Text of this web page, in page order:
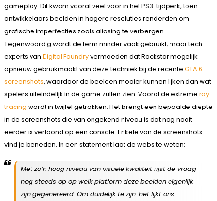
gameplay. Dit kwam vooral veel voor in het PS3-tijdperk, toen
ontwikkelaars beelden in hogere resoluties renderden om
grafische imperfecties zoals aliasing te verbergen.
Tegenwoordig wordt de term minder vaak gebruikt, maar tech-
experts van Digital Foundryvermoeden dat Rockstar mogelijk
opnieuw gebruikmaakt van deze techniek bij de recente GTA 6-
screenshots, waardoor de beelden mooier kunnen lijken dan wat
spelers uiteindelijk in de game zullen zien. Vooral de extreme ray-
tracing wordt in twijfel getrokken. Het brengt een bepaalde diepte
in de screenshots die van ongekend niveau is dat nog nooit
eerder is vertoond op een console. Enkele van de screenshots
vind je beneden. In een statement laat de website weten:
Met zo’n hoog niveau van visuele kwaliteit rijst de vraag
nog steeds op op welk platform deze beelden eigenlijk
zijn gegenereerd. Om duidelijk te zijn: het lijkt ons